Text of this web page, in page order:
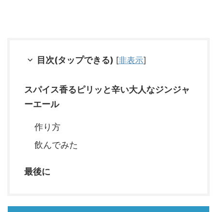
目次(タップできる) [非表示]
スパイス香るピリッと辛い大人なジンジャ
ーエール
作り方
飲んでみた
最後に